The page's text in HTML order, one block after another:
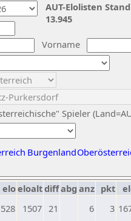
Vorname
Spieler
Burgenland
AUT-Elolisten
13.945
eloeloaltdiffabg anz pkt
1507 21 6 3